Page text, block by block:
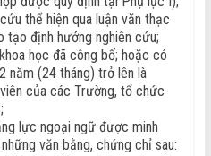
thể hiện qua luận văn thạc
tạo định hướng nghiên cứu;
học đã công bố; hoặc có
năm (24 tháng) trở lên là
của các Trường, tổ chức
lực ngoại ngữ được minh
văn bằng, chứng chỉ sau: